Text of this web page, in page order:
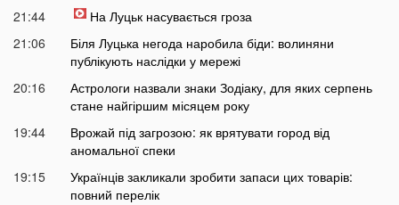
21:44
На Луцьк насувається гроза
21:06
Біля Луцька негода наробила біди: волиняни
публікують наслідки у мережі
20:16
Астрологи назвали знаки Зодіаку, для яких серпень
стане найгіршим місяцем року
19:44
Врожай під загрозою: як врятувати город від
аномальної спеки
19:15
Українців закликали зробити запаси цих товарів:
повний перелік